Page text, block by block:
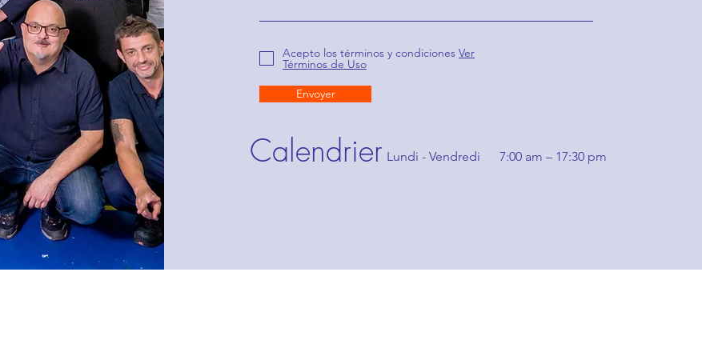
Acepto los términos y condiciones Ver
Términos de Uso
Envoyer
Calendrier Lundi - Vendredi 7:00 am – 17:30 pm